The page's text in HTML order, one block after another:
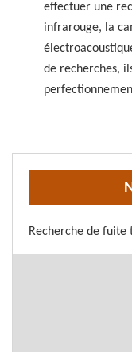
effectuer une
infrarouge, la
de recherches,
Recherche de fuite